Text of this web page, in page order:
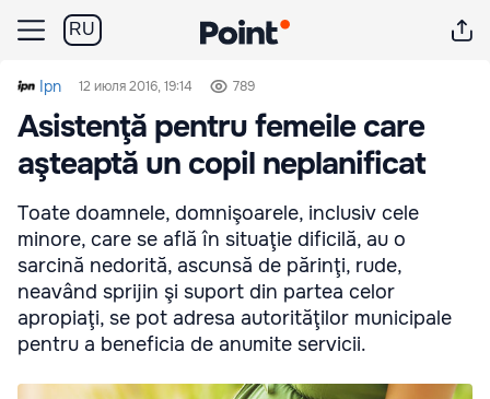
RU
Ipn 12 июля 2016, 19:14 789
Asistenţă pentru femeile care
aşteaptă un copil neplanificat
Toate doamnele, domnişoarele, inclusiv cele
minore, care se află în situaţie dificilă, au o
sarcină nedorită, ascunsă de părinţi, rude,
neavând sprijin şi suport din partea celor
apropiaţi, se pot adresa autorităţilor municipale
pentru a beneficia de anumite servicii.